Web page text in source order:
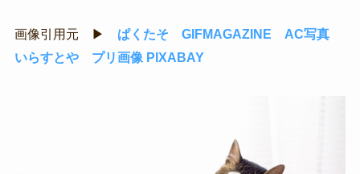
画像引用元 ▶ ぱくたそ GIFMAGAZINE
AC写真
いらすとや
プリ画像 PIXABAY